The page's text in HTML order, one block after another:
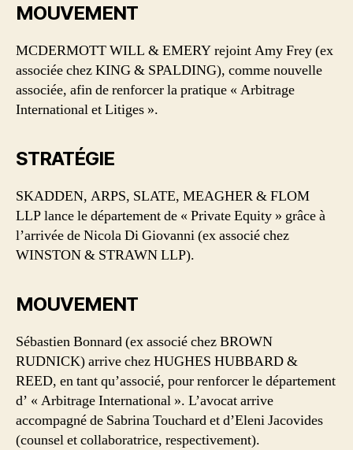
MOUVEMENT
MCDERMOTT WILL & EMERY rejoint Amy Frey (ex
associée chez KING & SPALDING), comme nouvelle
associée, afin de renforcer la pratique « Arbitrage
International et Litiges ».
STRATÉGIE
SKADDEN, ARPS, SLATE, MEAGHER & FLOM
LLP lance le département de « Private Equity » grâce à
l’arrivée de Nicola Di Giovanni (ex associé chez
WINSTON & STRAWN LLP).
MOUVEMENT
Sébastien Bonnard (ex associé chez BROWN
RUDNICK) arrive chez HUGHES HUBBARD &
REED, en tant qu’associé, pour renforcer le département
d’ « Arbitrage International ». L’avocat arrive
accompagné de Sabrina Touchard et d’Eleni Jacovides
(counsel et collaboratrice, respectivement).